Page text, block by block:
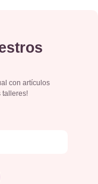
con artículos
talleres!